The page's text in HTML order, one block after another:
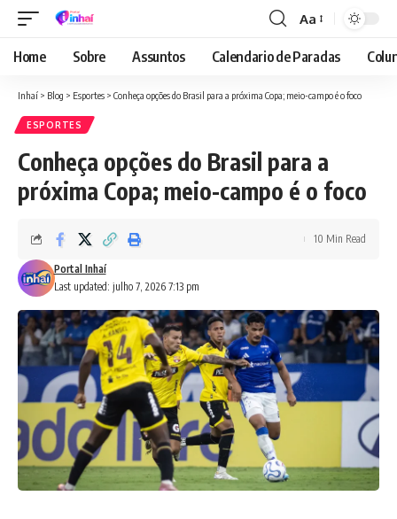
Font
Resizer
Aa
Home Sobre Assuntos Calendario de Paradas
Inhaí > Blog > Esportes > Conheça opções do Brasil para a próxima Copa; meio-campo é o foco
ESPORTES
Conheça opções do Brasil para a
próxima Copa; meio-campo é o foco
Last updated: julho 7, 2026 7:13 pm
Portal Inhaí
10 Min Read